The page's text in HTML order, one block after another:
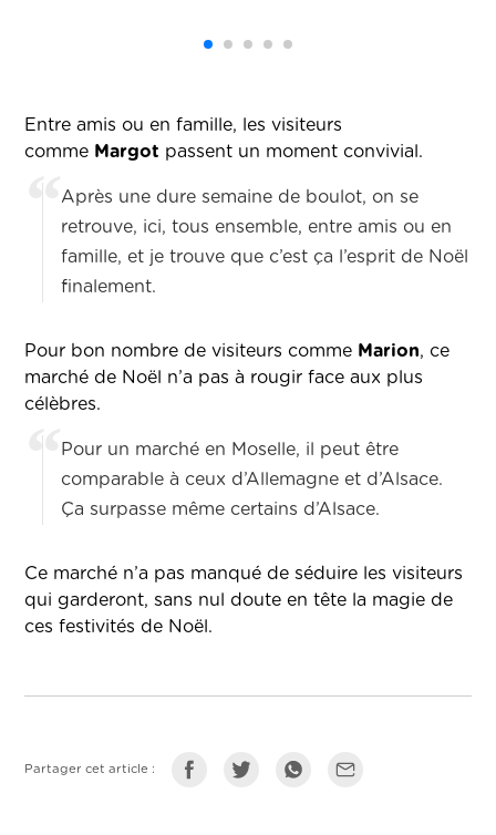
Entre amis ou en famille, les visiteurs
comme Margot passent un moment convivial.
Après une dure semaine de boulot, on se
retrouve, ici, tous ensemble, entre amis ou en
famille, et je trouve que c’est ça l’esprit de Noël
finalement.
Pour bon nombre de visiteurs comme Marion, ce
marché de Noël n’a pas à rougir face aux plus
célèbres.
Pour un marché en Moselle, il peut être
comparable à ceux d’Allemagne et d’Alsace.
Ça surpasse même certains d’Alsace.
Ce marché n’a pas manqué de séduire les visiteurs
qui garderont, sans nul doute en tête la magie de
ces festivités de Noël.
Partager cet article :